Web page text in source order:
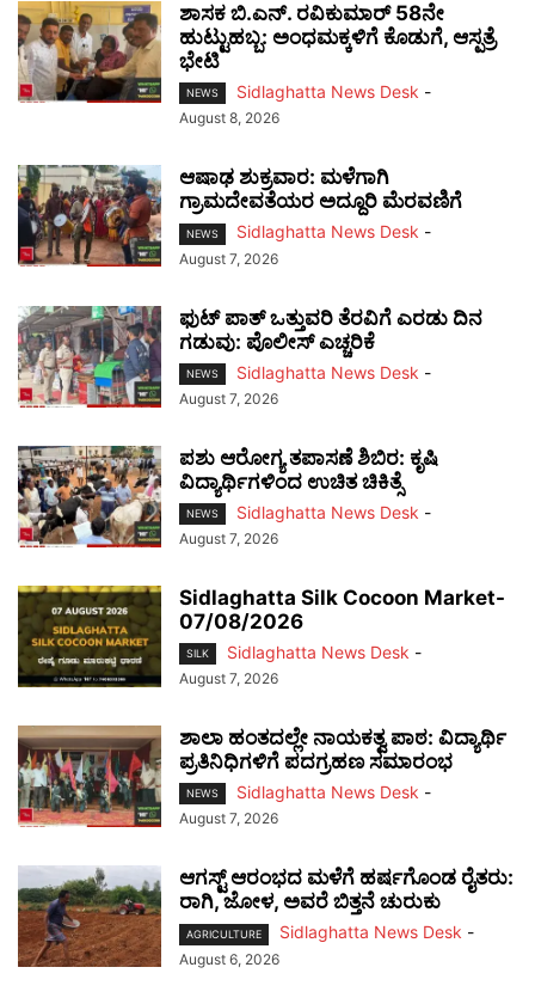
ಶಾಸಕ ಬಿ.ಎನ್. ರವಿಕುಮಾರ್ 58ನೇ
ಹುಟ್ಟುಹಬ್ಬ: ಅಂಧಮಕ್ಕಳಿಗೆ ಕೊಡುಗೆ, ಆಸ್ಪತ್ರೆ
ಭೇಟಿ
NEWS Sidlaghatta News Desk -
August 8, 2026
ಆಷಾಢ ಶುಕ್ರವಾರ: ಮಳೆಗಾಗಿ
ಗ್ರಾಮದೇವತೆಯರ ಅದ್ದೂರಿ ಮೆರವಣಿಗೆ
NEWS Sidlaghatta News Desk -
August 7, 2026
ಫುಟ್‌ ಪಾತ್ ಒತ್ತುವರಿ ತೆರವಿಗೆ ಎರಡು ದಿನ
ಗಡುವು: ಪೊಲೀಸ್ ಎಚ್ಚರಿಕೆ
NEWS Sidlaghatta News Desk -
August 7, 2026
ಪಶು ಆರೋಗ್ಯ ತಪಾಸಣೆ ಶಿಬಿರ: ಕೃಷಿ
ವಿದ್ಯಾರ್ಥಿಗಳಿಂದ ಉಚಿತ ಚಿಕಿತ್ಸೆ
NEWS Sidlaghatta News Desk -
August 7, 2026
Sidlaghatta Silk Cocoon Market-
07/08/2026
SILK Sidlaghatta News Desk -
August 7, 2026
ಶಾಲಾ ಹಂತದಲ್ಲೇ ನಾಯಕತ್ವ ಪಾಠ: ವಿದ್ಯಾರ್ಥಿ
ಪ್ರತಿನಿಧಿಗಳಿಗೆ ಪದಗ್ರಹಣ ಸಮಾರಂಭ
NEWS Sidlaghatta News Desk -
August 7, 2026
ಆಗಸ್ಟ್ ಆರಂಭದ ಮಳೆಗೆ ಹರ್ಷಗೊಂಡ ರೈತರು:
ರಾಗಿ, ಜೋಳ, ಅವರೆ ಬಿತ್ತನೆ ಚುರುಕು
AGRICULTURE Sidlaghatta News Desk -
August 6, 2026